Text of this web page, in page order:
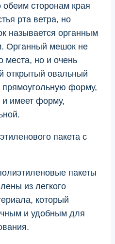
сторонам края
рта ветра, но
называется органным
Органный мешок не
места, но и очень
открытый овальный
прямоугольную форму,
и имеет форму,
пакета с
пакеты
из легкого
который
и удобным для